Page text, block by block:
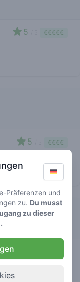
5 €€€€€
5 €€€€
Präferenzen und
zu. Du musst
zu dieser